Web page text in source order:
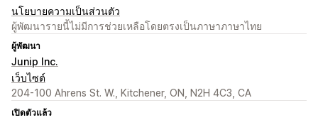
นโยบายความเป็นส่วนตัว
ผู้พัฒนารายนี้ไม่มีการช่วยเหลือโดยตรงเป็นภาษาภาษาไทย
ผู้พัฒนา
Junip Inc.
เว็บไซต์
204-100 Ahrens St. W., Kitchener, ON, N2H 4C3, CA
เปิดตัวแล้ว